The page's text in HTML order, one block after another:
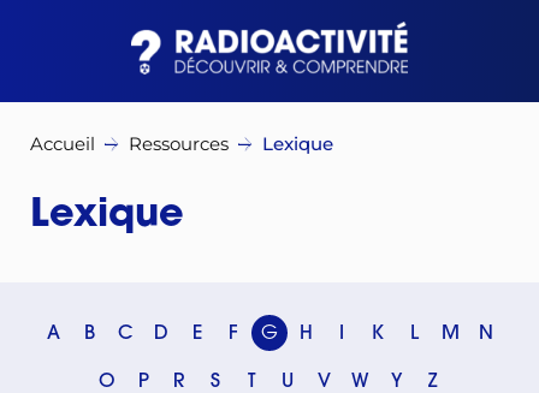
Accueil Ressources Lexique
Lexique
A B C D E F G H K L M N
O P R S U V W Y Z